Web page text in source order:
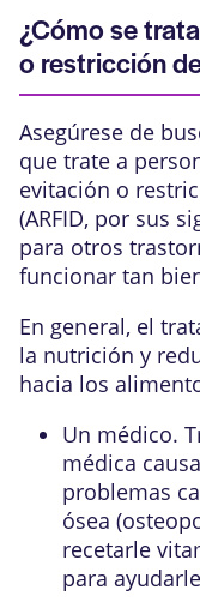
¿Cómo se
o restricción
Asegúrese de
que trate a
evitación o
(ARFID, por sus
para otros
funcionar tan
En general, el
la nutrición y
hacia los
Un médico.
médica
problemas
ósea
recetarle
para